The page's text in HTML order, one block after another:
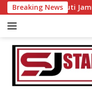
Langsung
ke
konten
Breaking News
Ikuti Jamnas XII Ke